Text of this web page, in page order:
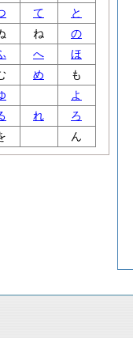
て
と
ね
の
へ
ほ
め
も
よ
れ
ろ
ん